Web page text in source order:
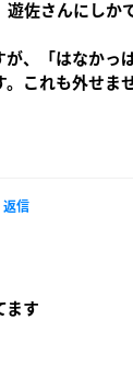
遊佐さんにしか
が、「はなかっ
これも外せま
返信
ます